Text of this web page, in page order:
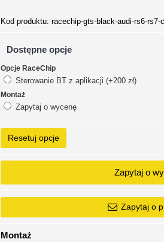
Kod produktu:racechip-gts-black-audi-rs6-rs7-
Dostępne opcje
Opcje RaceChip
Sterowanie BT z aplikacji (+200 zł)
Montaż
Zapytaj o wycenę
Resetuj opcje
Zapytaj o
Zapytaj o
Montaż